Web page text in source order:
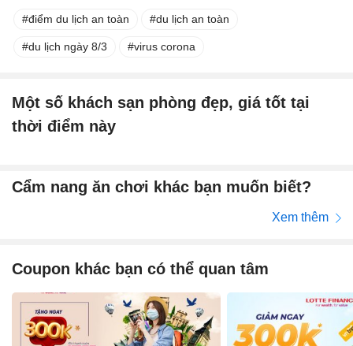
điểm du lịch an toàn du lịch an toàn
du lịch ngày 8/3 virus corona
Một số khách sạn phòng đẹp, giá tốt tại
thời điểm này
Cẩm nang ăn chơi khác bạn muốn biết?
Xem thêm
Coupon khác bạn có thể quan tâm